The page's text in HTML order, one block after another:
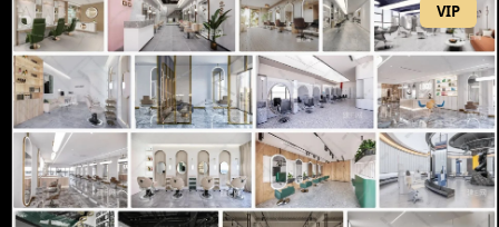
VIP